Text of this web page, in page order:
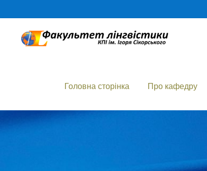
Головна сторінка Про кафедру